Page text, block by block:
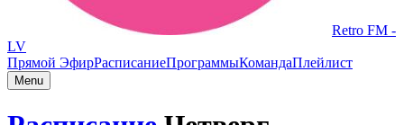
Retro FM -
LV
Прямой ЭфирРасписаниеПрограммыКомандаПлейлист
Menu